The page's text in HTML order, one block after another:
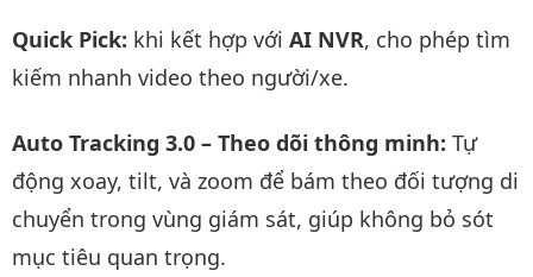
Quick Pick: khi kết hợp với AI NVR, cho phép tìm
kiếm nhanh video theo người/xe.
Auto Tracking 3.0 – Theo dõi thông minh: Tự
động xoay, tilt, và zoom để bám theo đối tượng di
chuyển trong vùng giám sát, giúp không bỏ sót
mục tiêu quan trọng.